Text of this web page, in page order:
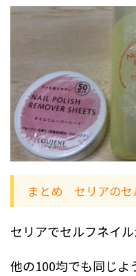
まとめ セリアのセ
セリアでセルフネイル
他の100均でも同じよ